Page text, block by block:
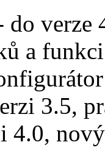
do verze
a
3.5,
4.0,